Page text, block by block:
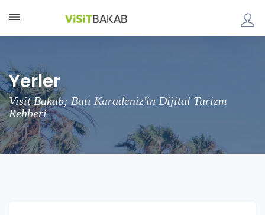
Yerler
Visit Bakab; Batı Karadeniz'in Dijital Turizm
Rehberi